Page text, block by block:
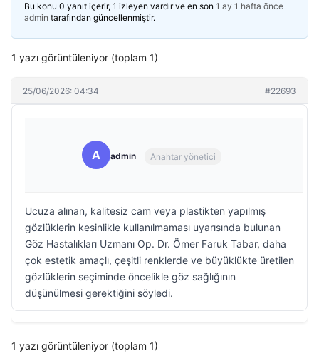
Bu konu 0 yanıt içerir, 1 izleyen vardır ve en son 1 ay 1 hafta önce
admin tarafından güncellenmiştir.
1 yazı görüntüleniyor (toplam 1)
25/06/2026: 04:34 #22693
A admin Anahtar yönetici
Ucuza alınan, kalitesiz cam veya plastikten yapılmış
gözlüklerin kesinlikle kullanılmaması uyarısında bulunan
Göz Hastalıkları Uzmanı Op. Dr. Ömer Faruk Tabar, daha
çok estetik amaçlı, çeşitli renklerde ve büyüklükte üretilen
gözlüklerin seçiminde öncelikle göz sağlığının
düşünülmesi gerektiğini söyledi.
1 yazı görüntüleniyor (toplam 1)